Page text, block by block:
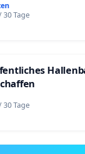
Tage
Tage